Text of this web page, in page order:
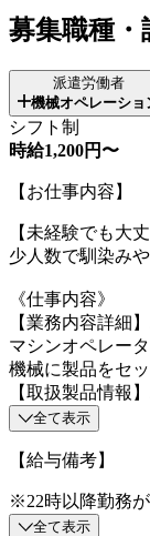
募集職種・
派遣労働者
機械オペレーショ
シフト制
時給1,200円〜
【お仕事内容】
【未経験でも大
少人数で馴染み
《仕事内容》
【業務内容詳細
マシンオペレータ
機械に製品をセ
【取扱製品情報
全て表示
【給与備考】
※22時以降勤務
全て表示